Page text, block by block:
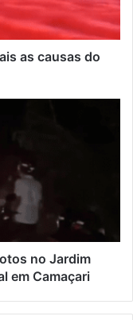
as causas do
no Jardim
em Camaçari